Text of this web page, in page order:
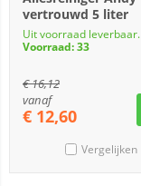
vertrouwd 5 liter
Uit voorraad leverbaar.
Voorraad: 33
€16,12
vanaf
€ 12,60
Vergelijken